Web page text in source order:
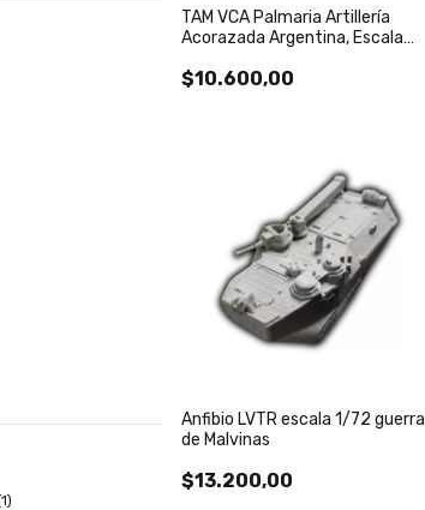
TAM VCA Palmaria Artillería
Acorazada Argentina, Escala
$10.600,00
Anfibio LVTR escala 1/72 guerra
de Malvinas
$13.200,00